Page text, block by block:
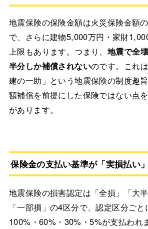
地震保険の保険金額は火災保険金額
で、さらに建物5,000万円・家財
上限もあります。つまり、 地震で全
半分しか補償されないのです。これ
建の一助」という地震保険の制度趣
額補償を前提にした保険ではない点
があります。
保険金の支払い基準が「実損払い
地震保険の損害認定は「全損」「大
「一部損」の4区分で、認定区分ご
100%・60%・30%・5%が支払われ